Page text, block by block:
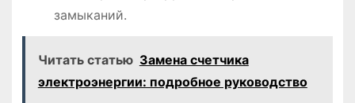
замыканий.
Читать статью Замена счетчика
электроэнергии: подробное руководство